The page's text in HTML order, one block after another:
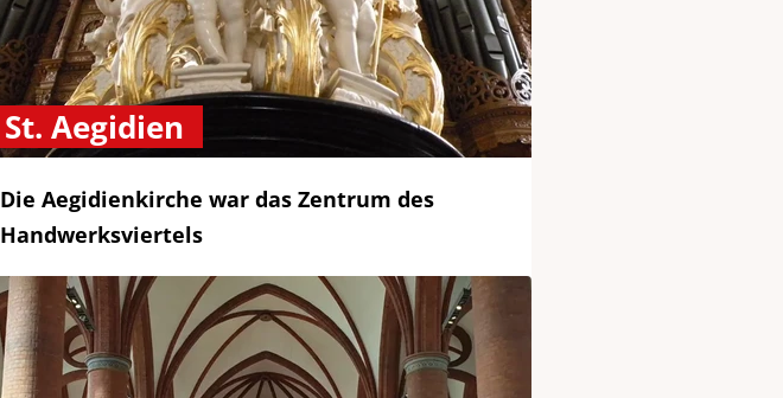
St. Aegidien
Die Aegidienkirche war das Zentrum des
Handwerksviertels